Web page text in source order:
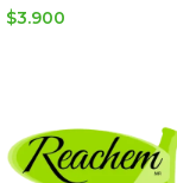
$3.900